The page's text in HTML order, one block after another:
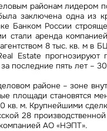
районам лидером
заключена одна из
Банком России
стали аренда
8 тыс. кв. м в
Estate
последние пять лет –
районе – зоне
площади становятся
кв. м. Крупнейшими
28
АО «НЭПТ».